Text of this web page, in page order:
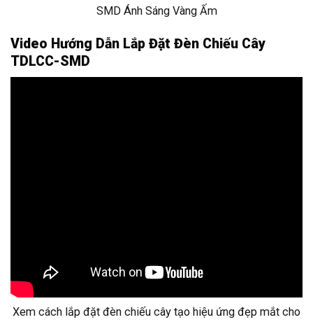
SMD Ánh Sáng Vàng Ấm
Video Hướng Dẫn Lắp Đặt Đèn Chiếu Cây
TDLCC-SMD
Xem cách lắp đặt đèn chiếu cây tạo hiệu ứng đẹp mắt cho